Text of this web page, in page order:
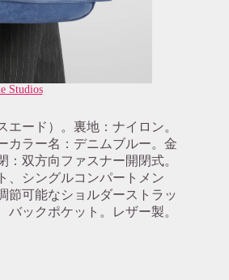
Studios
エード）。裏地：ナイロン。
カラー名：デニムブルー。金
：双方向ファスナー開閉式。
、シングルコンパートメン
節可能なショルダーストラッ
バックポケット。レザー製。